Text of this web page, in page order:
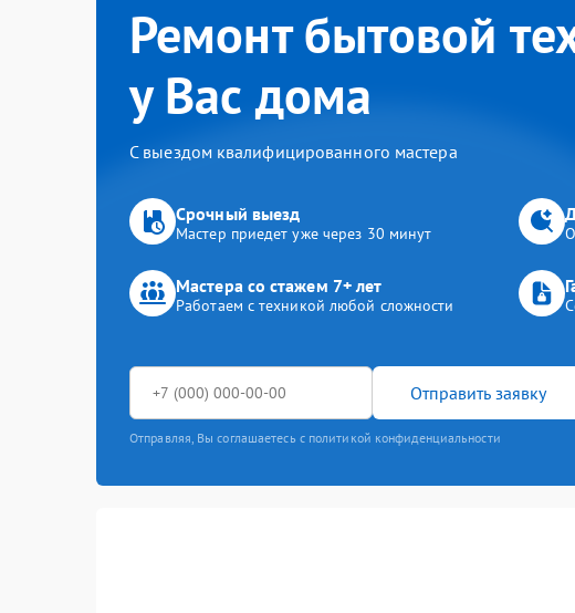
Ремонт бытовой
у Вас дома
С выездом квалифицированного мастера
Срочный выезд
Мастер приедет уже через 30 минут
Мастера со стажем 7+ лет
Работаем с техникой любой сложности
Отправить заявку
Отправляя, Вы соглашаетесь с политикой конфиденциальности